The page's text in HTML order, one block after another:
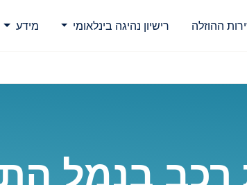
ההוזלה רישיון נהיגה בינלאומי מידע
בנמל